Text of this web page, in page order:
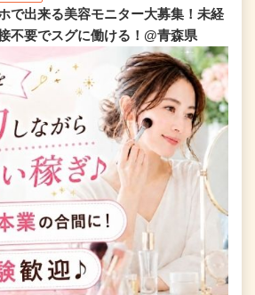
で出来る美容モニター大募集！未経
不要でスグに働ける！@青森県